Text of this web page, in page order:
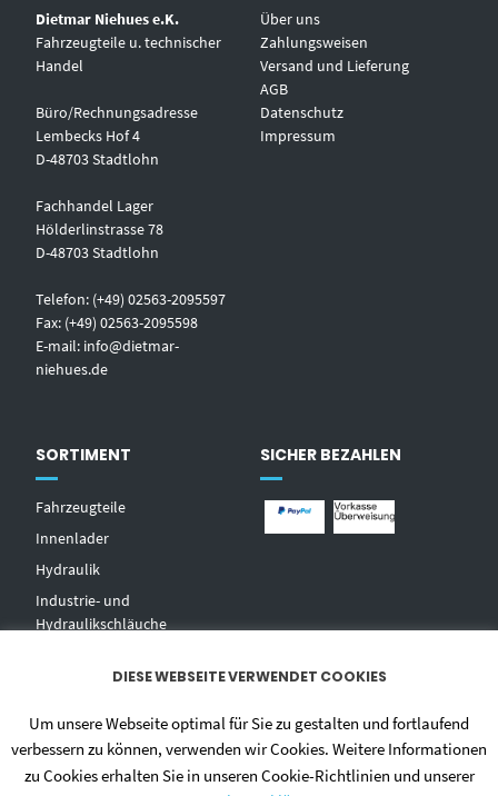
Dietmar Niehues e.K.
Fahrzeugteile u. technischer
Handel
Büro/Rechnungsadresse
Lembecks Hof 4
D-48703 Stadtlohn
Fachhandel Lager
Hölderlinstrasse 78
D-48703 Stadtlohn
Telefon: (+49) 02563-2095597
Fax: (+49) 02563-2095598
E-mail: info@dietmar-
niehues.de
Über uns
Zahlungsweisen
Versand und Lieferung
AGB
Datenschutz
Impressum
SORTIMENT
Fahrzeugteile
Innenlader
Hydraulik
Industrie- und
Hydraulikschläuche
Zentralschmierungen
Hochdruckwaschgeräte und
SICHER BEZAHLEN
DIESE WEBSEITE VERWENDET COOKIES
Um unsere Webseite optimal für Sie zu gestalten und fortlaufend
verbessern zu können, verwenden wir Cookies. Weitere Informationen
zu Cookies erhalten Sie in unseren Cookie-Richtlinien und unserer